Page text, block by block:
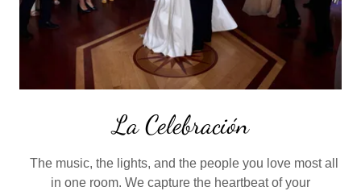
La Celebración
The music, the lights, and the people you love most all
in one room. We capture the heartbeat of your